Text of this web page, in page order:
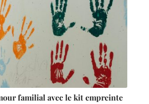
familial avec le kit empreinte